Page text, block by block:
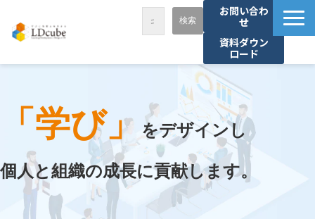
お問い合わ
せ
資料ダウン
ロード
LDcubeが選ばれる理由
サービス一覧
課題から探す
事例紹介
セミナー・講座
お役立ち情報
「学び」 をデザインし
個人と組織の成長に貢献します。